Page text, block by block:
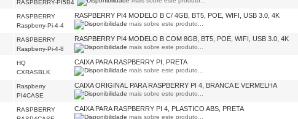
RASPBERRY-PI5B4
RASPBERRY
Raspberry-Pi-4-4
RASPBERRY PI4 MODELO B C/ 4GB, BT5, POE, WIFI, USB 3.0, 4K
mais sobre este produto...
RASPBERRY
Raspberry-Pi-4-8
RASPBERRY PI4 MODELO B COM 8GB, BT5, POE, WIFI, USB 3.0, 4K
mais sobre este produto...
HQ
CXRASBLK
CAIXA PARA RASPBERRY PI, PRETA
mais sobre este produto...
Raspberry
PI4CASE
CAIXA ORIGINAL PARA RASPBERRY PI 4, BRANCA E VERMELHA
mais sobre este produto...
RASPBERRY
CAIXA PARA RASPBERRY PI 4, PLASTICO ABS, PRETA
mais sobre este produto...